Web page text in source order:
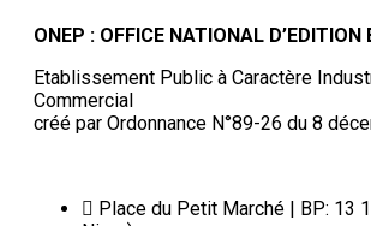
ONEP : OFFICE NATIONAL D’EDITION
Etablissement Public à Caractère
Commercial
créé par Ordonnance N°89-26 du 8
Place du Petit Marché | BP: 13